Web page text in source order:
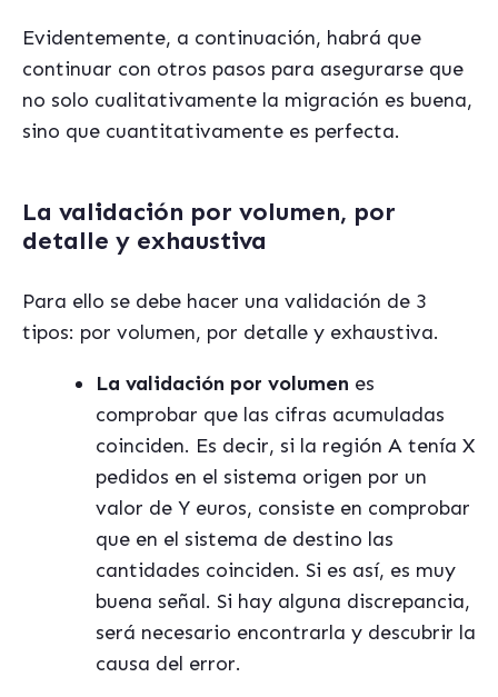
Evidentemente, a continuación, habrá que
continuar con otros pasos para asegurarse que
no solo cualitativamente la migración es buena,
sino que cuantitativamente es perfecta.
La validación por volumen, por
detalle y exhaustiva
Para ello se debe hacer una validación de 3
tipos: por volumen, por detalle y exhaustiva.
La validación por volumen es
comprobar que las cifras acumuladas
coinciden. Es decir, si la región A tenía X
pedidos en el sistema origen por un
valor de Y euros, consiste en comprobar
que en el sistema de destino las
cantidades coinciden. Si es así, es muy
buena señal. Si hay alguna discrepancia,
será necesario encontrarla y descubrir la
causa del error.